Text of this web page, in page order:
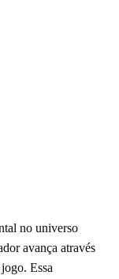
no universo
avança através
Essa